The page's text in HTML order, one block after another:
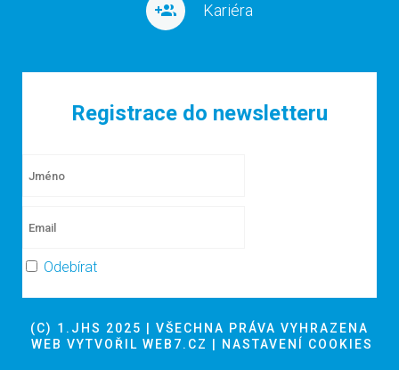
Kariéra
Registrace do newsletteru
Odebírat
(C) 1.JHS 2025 | VŠECHNA PRÁVA VYHRAZENA
WEB VYTVOŘIL WEB7.CZ NASTAVENÍ COOKIES